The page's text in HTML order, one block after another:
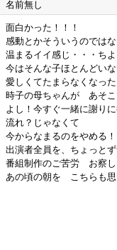
名前無し
面白かった！！！
感動とかそういうのでは
温まるイイ感じ・・・ち
今はそんな子ほとんどい
愛しくてたまらなくなった
時子の母ちゃんが あそ
よし！今すぐ一緒に謝り
流れ？じゃなくて
今からなまるのをやめる
出演者全員を、ちょっと
番組制作のご苦労 お察し
あの頃の朝を こちらも思